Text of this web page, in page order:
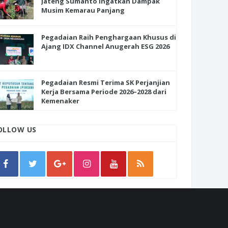
Musim Kemarau Panjang
Pegadaian Raih Penghargaan Khusus di
Ajang IDX Channel Anugerah ESG 2026
Pegadaian Resmi Terima SK Perjanjian
Kerja Bersama Periode 2026–2028 dari
Kemenaker
US